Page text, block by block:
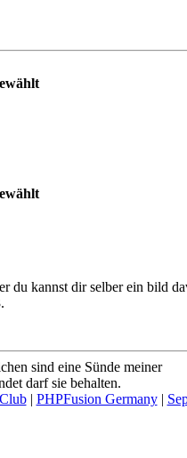
kannst dir selber ein bild
sind eine Sünde meiner
darf sie behalten.
| PHPFusion Germany|